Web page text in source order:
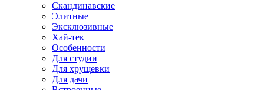
Скандинавские
Элитные
Эксклюзивные
Хай-тек
Особенности
Для студии
Для хрущевки
Для дачи